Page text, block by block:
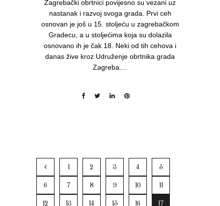
Zagrebački obrtnici povijesno su vezani uz
nastanak i razvoj svoga grada. Prvi ceh
osnovan je još u 15. stoljeću u zagrebačkom
Gradecu, a u stoljećima koja su dolazila
osnovano ih je čak 18. Neki od tih cehova i
danas žive kroz Udruženje obrtnika grada
Zagreba....
1 2 3 4 5
6 7 8 9 10 11
12 13 14 15 16 17